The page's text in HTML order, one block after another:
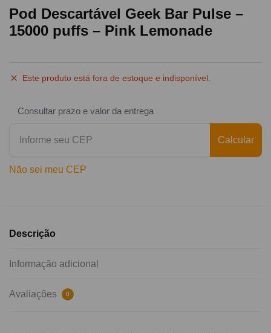
Pod Descartável Geek Bar Pulse –
15000 puffs – Pink Lemonade
Este produto está fora de estoque e indisponível.
Consultar prazo e valor da entrega
Calcular
Não sei meu CEP
Descrição
Informação adicional
Avaliações 0